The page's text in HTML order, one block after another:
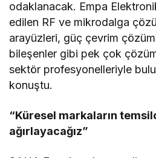
odaklanacak. Empa
edilen RF ve mikrodalga
arayüzleri, güç çevrim
bileşenler gibi pek çok
sektör profesyonelleriyle
konuştu.
“Küresel markaların
ağırlayacağız”